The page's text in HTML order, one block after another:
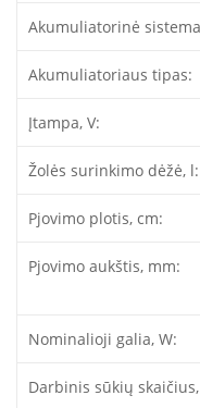
Akumuliatorinė
Akumuliatoriaus tipas:
Įtampa, V:
Žolės surinkimo dėžė, l:
Pjovimo plotis, cm:
Pjovimo aukštis, mm:
Nominalioji galia, W:
Darbinis sūkių